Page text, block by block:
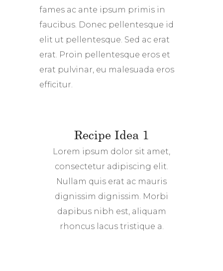
fames ac ante ipsum primis in
faucibus. Donec pellentesque id
elit ut pellentesque. Sed ac erat
erat. Proin pellentesque eros et
erat pulvinar, eu malesuada eros
efficitur.
Recipe Idea 1
Lorem ipsum dolor sit amet,
consectetur adipiscing elit.
Nullam quis erat ac mauris
dignissim dignissim. Morbi
dapibus nibh est, aliquam
rhoncus lacus tristique a.